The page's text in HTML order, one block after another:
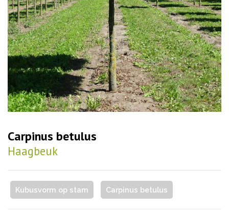
Carpinus betulus
Haagbeuk
Kubusvorm op stam Carpinus betulus